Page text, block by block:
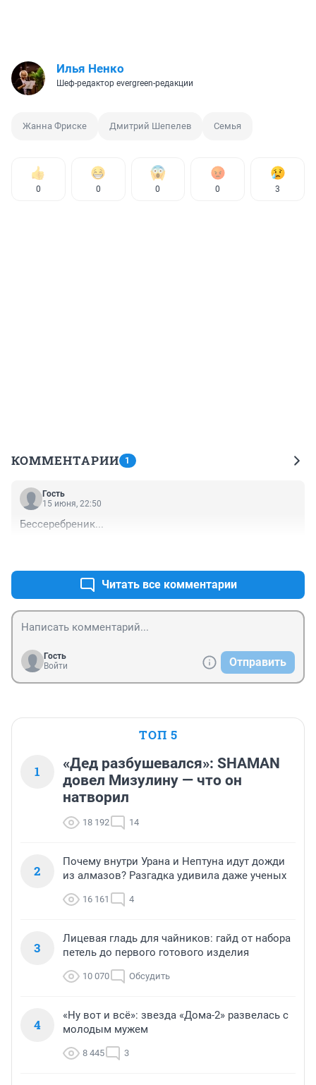
Илья Ненко
Шеф-редактор evergreen-редакции
Жанна Фриске Дмитрий Шепелев Семья
0 0 0 0 3
КОММЕНТАРИИ 1
Гость
15 июня, 22:50
Бессеребреник...
Читать все комментарии
Гость
Войти
Отправить
ТОП 5
1
«Дед разбушевался»: SHAMAN
довел Мизулину — что он
натворил
18 192 14
2
Почему внутри Урана и Нептуна идут дожди
из алмазов? Разгадка удивила даже ученых
16 161 4
3
Лицевая гладь для чайников: гайд от набора
петель до первого готового изделия
10 070 Обсудить
4
«Ну вот и всё»: звезда «Дома-2» развелась с
молодым мужем
8 445 3